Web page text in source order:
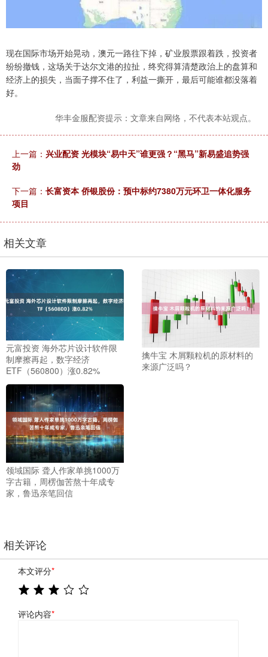
现在国际市场开始晃动，澳元一路往下掉，矿业股票跟着跌，投资者
纷纷撤钱，这场关于达尔文港的拉扯，终究得算清楚政治上的盘算和
经济上的损失，当面子撑不住了，利益一撕开，最后可能谁都没落着
好。
华丰金服配资提示：文章来自网络，不代表本站观点。
上一篇： 兴业配资 光模块“易中天”谁更强？“黑马”新易盛追势强
劲
下一篇： 长富资本 侨银股份：预中标约7380万元环卫一体化服务
项目
相关文章
元富投资 海外芯片设计软件限
制摩擦再起，数字经济
ETF（560800）涨0.82%
擒牛宝 木屑颗粒机的原材料的
来源广泛吗？
领域国际 聋人作家单挑1000万
字古籍，周楞伽苦熬十年成专
家，鲁迅亲笔回信
相关评论
本文评分*
评论内容*